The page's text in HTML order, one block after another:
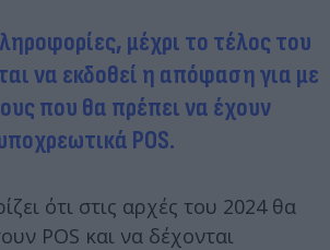
μέχρι το τέλος του
να εκδοθεί η απόφαση για με
που θα πρέπει να έχουν
POS.
ότι στις αρχές του 2024 θα
POS και να δέχονται